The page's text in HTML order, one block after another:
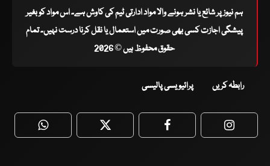
ہم نیوز پر شائع یا نشر ہونے والا مواد ادارتی ٹیم کی کاوش ہے۔ اس مواد کو بغیر
پیشگی اجازت کسی بھی صورت میں استعمال یا نقل کرنا درست نہیں۔ تمام
حقوق محفوظ ہیں © 2026
رابطہ کریں پرائیویسی پالیسی
WhatsApp Twitter Facebook